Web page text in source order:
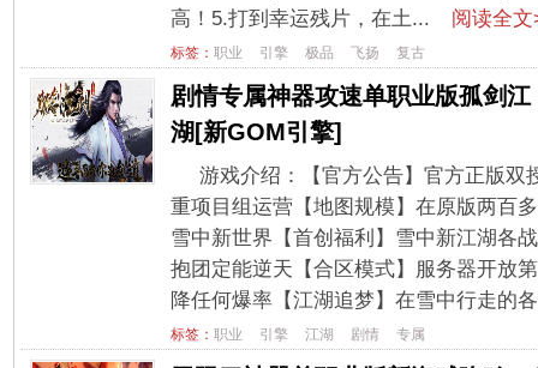
高！5.打到幸运残片，在土...
阅读全文
标签： 职业 引擎 极品 飞扬 复古
剧情专属神器攻速单职业版孤剑江
湖[新GOM引擎]
游戏介绍：【官方公告】官方正版双
重项目组运营【地图规模】在原版两百
雪中新世界【首创福利】雪中新江湖各
抱团定能逆天【合区模式】服务器开放
降任何爆率【江湖追梦】在雪中行走的
标签： 职业 引擎 江湖 剧情 专属